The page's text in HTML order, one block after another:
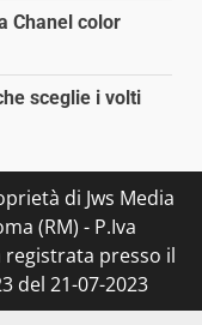
Chanel color
sceglie i volti
di Jws Media
(RM) - P.Iva
registrata presso il
del 21-07-2023